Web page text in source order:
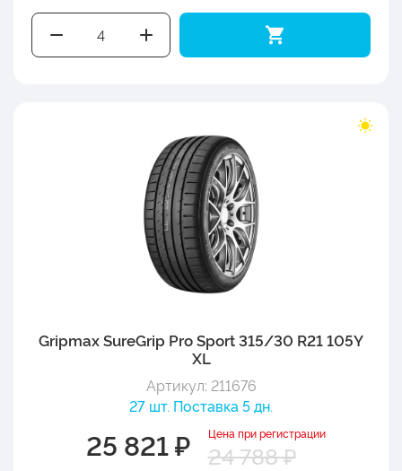
Gripmax SureGrip Pro Sport 315/30 R21 105Y
XL
Артикул: 211676
27 шт. Поставка 5 дн.
25 821 ₽ Цена при регистрации
24 788 ₽